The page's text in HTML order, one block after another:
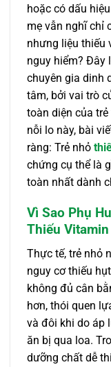
hoặc có dấu
mẹ vẫn nghĩ chỉ
nhưng liệu thiếu
nguy hiểm? Đây
chuyên gia dinh
tâm, bởi vai trò
toàn diện của
nỗi lo này, bài
ràng: Trẻ nhỏ
chứng cụ thể là
toàn nhất dành
Vì Sao Phụ
Thiếu Vitamin
Thực tế, trẻ nhỏ
nguy cơ thiếu
không đủ cân
hơn, thói quen
và đôi khi do áp
ăn bị qua loa.
dưỡng chất dễ